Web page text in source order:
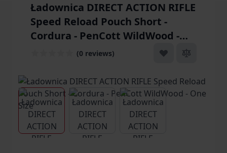
Ładownica DIRECT ACTION RIFLE
Speed Reload Pouch Short -
Cordura - PenCott WildWood -
(0 reviews)
View larger imageView larger imageView larger image